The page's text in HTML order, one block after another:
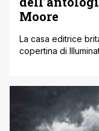
Moore
La casa editrice
copertina di
di racconti avrà
attraverso storie